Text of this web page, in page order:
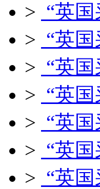
> “英
> “英
> “英
> “英
> “英
> “英
> “英